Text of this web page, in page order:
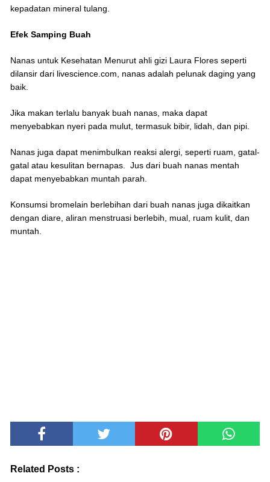
kepadatan mineral tulang.
Efek Samping Buah
Nanas untuk Kesehatan Menurut ahli gizi Laura Flores seperti
dilansir dari livescience.com, nanas adalah pelunak daging yang
baik.
Jika makan terlalu banyak buah nanas, maka dapat
menyebabkan nyeri pada mulut, termasuk bibir, lidah, dan pipi.
Nanas juga dapat menimbulkan reaksi alergi, seperti ruam, gatal-
gatal atau kesulitan bernapas. Jus dari buah nanas mentah
dapat menyebabkan muntah parah.
Konsumsi bromelain berlebihan dari buah nanas juga dikaitkan
dengan diare, aliran menstruasi berlebih, mual, ruam kulit, dan
muntah.
Related Posts :